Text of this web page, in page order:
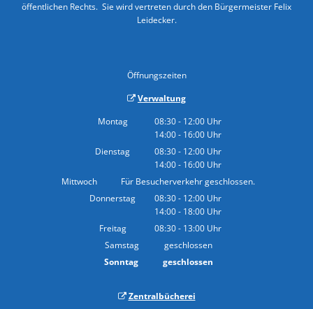
öffentlichen Rechts. Sie wird vertreten durch den Bürgermeister Felix
Leidecker.
Öffnungszeiten
Verwaltung
Montag
08:30- 12:00 Uhr
Von 08:30 bis 12:00 Uhr
14:00- 16:00 Uhr
Von 14:00 bis 16:00 Uhr
Dienstag 08:30- 12:00 Uhr
Von 08:30 bis 12:00 Uhr
14:00- 16:00 Uhr
Von 14:00 bis 16:00 Uhr
Mittwoch
Für Besucherverkehr geschlossen.
Donnerstag
08:30- 12:00 Uhr
Von 08:30 bis 12:00 Uhr
14:00- 18:00 Uhr
Von 14:00 bis 18:00 Uhr
Freitag 08:30- 13:00 Uhr
Von 08:30 bis 13:00 Uhr
Samstag
geschlossen
Sonntag
geschlossen
Zentralbücherei